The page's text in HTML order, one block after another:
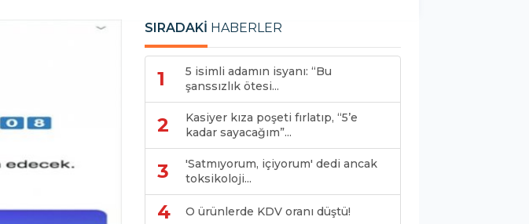
SIRADAKİ HABERLER
1
5 isimli adamın isyanı: “Bu
şanssızlık ötesi...
2
Kasiyer kıza poşeti fırlatıp, “5’e
kadar sayacağım”...
3
'Satmıyorum, içiyorum' dedi ancak
toksikoloji...
4 O ürünlerde KDV oranı düştü!